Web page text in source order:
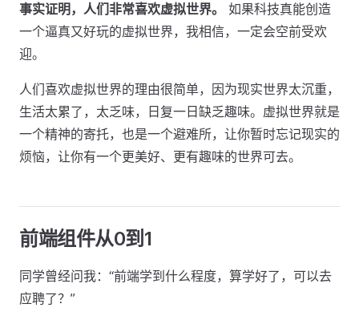
事实证明，人们非常喜欢虚拟世界。
如果科技真能创造
一个逼真又好玩的虚拟世界，我相信，一定会空前受欢
迎。
人们喜欢虚拟世界的理由很简单，因为现实世界太沉重，
生活太累了，太乏味，日复一日缺乏趣味。虚拟世界就是
一个精神的寄托，也是一个避难所，让你暂时忘记现实的
烦恼，让你有一个更美好、更有趣味的世界可去。
前端组件从0到1
同学曾经问我：“前端学到什么程度，算学好了，可以去
应聘了？”